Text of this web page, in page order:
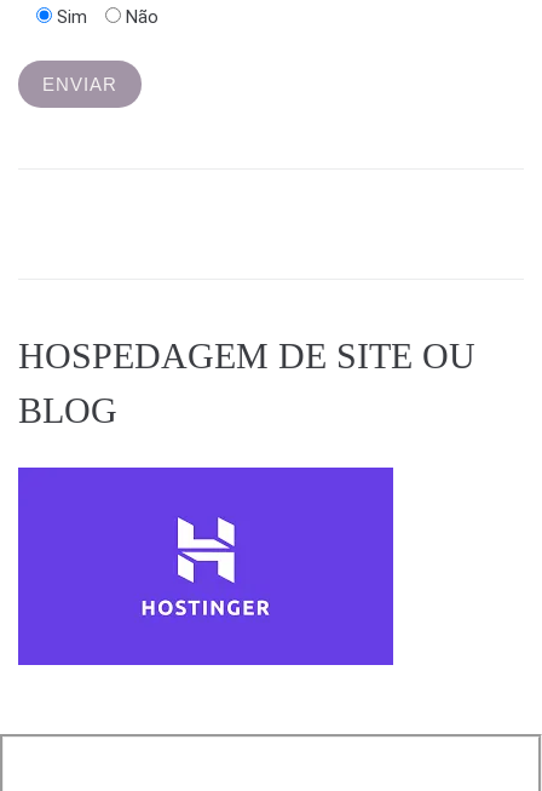
Sim
Não
HOSPEDAGEM DE SITE OU
BLOG